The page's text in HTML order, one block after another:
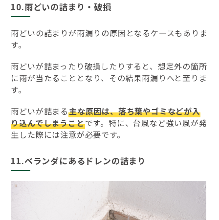
10.雨どいの詰まり・破損
雨どいの詰まりが雨漏りの原因となるケースもありま
す。
雨どいが詰まったり破損したりすると、想定外の箇所
に雨が当たることとなり、その結果雨漏りへと至りま
す。
雨どいが詰まる主な原因は、落ち葉やゴミなどが入
り込んでしまうことです。特に、台風など強い風が発
生した際には注意が必要です。
11.ベランダにあるドレンの詰まり